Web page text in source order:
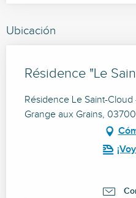
Ubicación
Résidence "Le
Résidence Le Saint-Cloud
Grange aux Grains,